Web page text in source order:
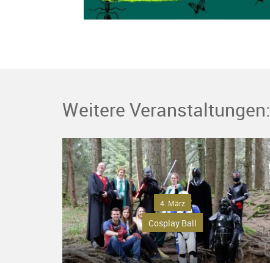
Weitere Veranstaltungen:
4. März
Cosplay Ball